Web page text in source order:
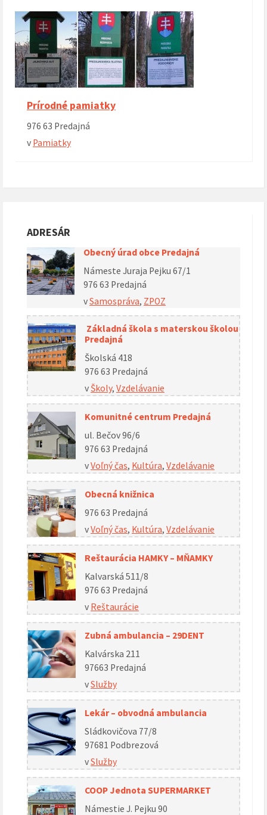
Prírodné pamiatky
976 63 Predajná
v Pamiatky
ADRESÁR
Obecný úrad obce Predajná
Námeste Juraja Pejku 67/1
976 63 Predajná
vSamospráva, ZPOZ
Základná škola s materskou školou
Predajná
Školská 418
976 63 Predajná
v Školy, Vzdelávanie
Komunitné centrum Predajná
ul. Bečov 96/6
976 63 Predajná
vVoľný čas, Kultúra, Vzdelávanie
Obecná knižnica
976 63 Predajná
vVoľný čas, Kultúra, Vzdelávanie
Reštaurácia HAMKY – MŇAMKY
Kalvarská 511/8
976 63 Predajná
v Reštaurácie
Zubná ambulancia – 29DENT
Kalvárska 211
97663 Predajná
vSlužby
Lekár – obvodná ambulancia
Sládkovičova 77/8
97681 Podbrezová
vSlužby
COOP Jednota SUPERMARKET
Námestie J. Pejku 90